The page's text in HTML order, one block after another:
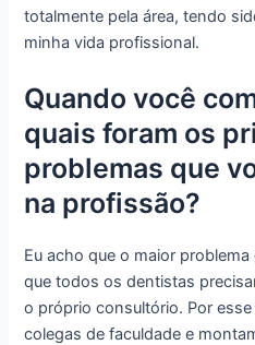
totalmente pela área, tendo
minha vida profissional.
Quando você
quais foram os
problemas que
na profissão?
Eu acho que o maior
que todos os dentistas
o próprio consultório. Por
colegas de faculdade e